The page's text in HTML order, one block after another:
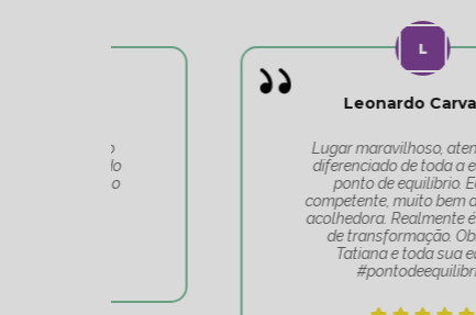
Leonardo Carvalho
Lugar maravilhoso, atendimento
diferenciado de toda a equipe do
ponto de equilíbrio. Equipe
competente, muito bem alinhada e
acolhedora. Realmente é um lugar
de transformação. Obrigado
Tatiana e toda sua equipe
#pontodeequilibrio.